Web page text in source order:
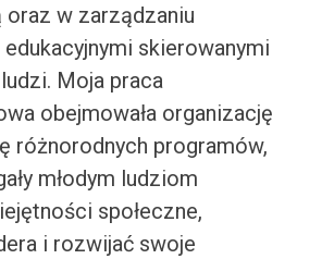
oraz w zarządzaniu
skierowanymi
Moja praca
obejmowała organizację
różnorodnych programów,
młodym ludziom
społeczne,
i rozwijać swoje